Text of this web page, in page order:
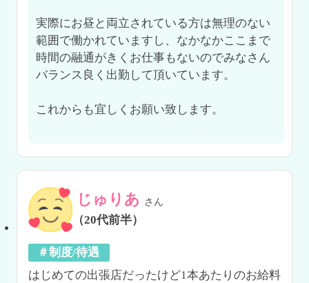
実際にお昼と両立されている方は無理のない
範囲で働かれていますし、なかなかここまで
時間の融通がきくお仕事もないのでみなさん
バランス良く出勤して頂いています。
これからも宜しくお願い致します。
じゅりあ さん
（20代前半）
＃制度/待遇
はじめての出張店だったけど1本あたりのお給料